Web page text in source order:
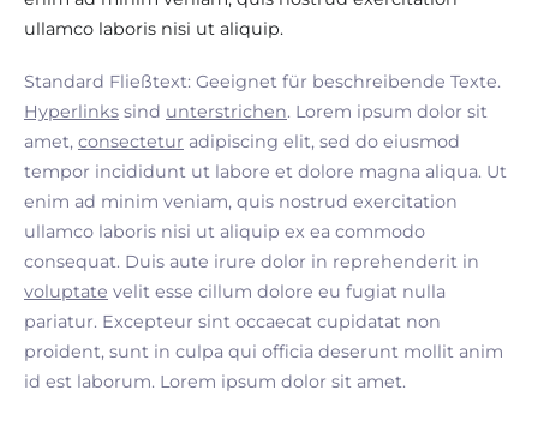
ullamco laboris nisi ut aliquip.
Standard Fließtext: Geeignet für beschreibende Texte.
Hyperlinks sind unterstrichen. Lorem ipsum dolor sit
amet, consectetur adipiscing elit, sed do eiusmod
tempor incididunt ut labore et dolore magna aliqua. Ut
enim ad minim veniam, quis nostrud exercitation
ullamco laboris nisi ut aliquip ex ea commodo
consequat. Duis aute irure dolor in reprehenderit in
voluptate velit esse cillum dolore eu fugiat nulla
pariatur. Excepteur sint occaecat cupidatat non
proident, sunt in culpa qui officia deserunt mollit anim
id est laborum. Lorem ipsum dolor sit amet.